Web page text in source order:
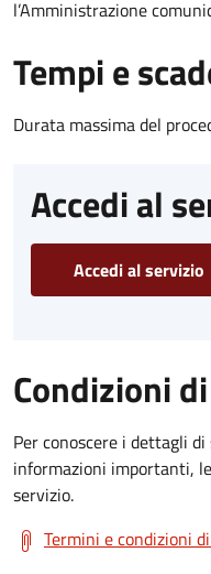
l’Amministrazione
Tempi e
Durata massima del
Accedi al
Accedi al servizio
Condizioni
Per conoscere i dettagli
informazioni importanti,
servizio.
Termini e condizioni